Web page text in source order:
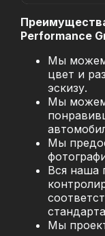
Performance
Мы можем
цвет и
эскизу.
Мы можем
Мы
Вся наша
Мы